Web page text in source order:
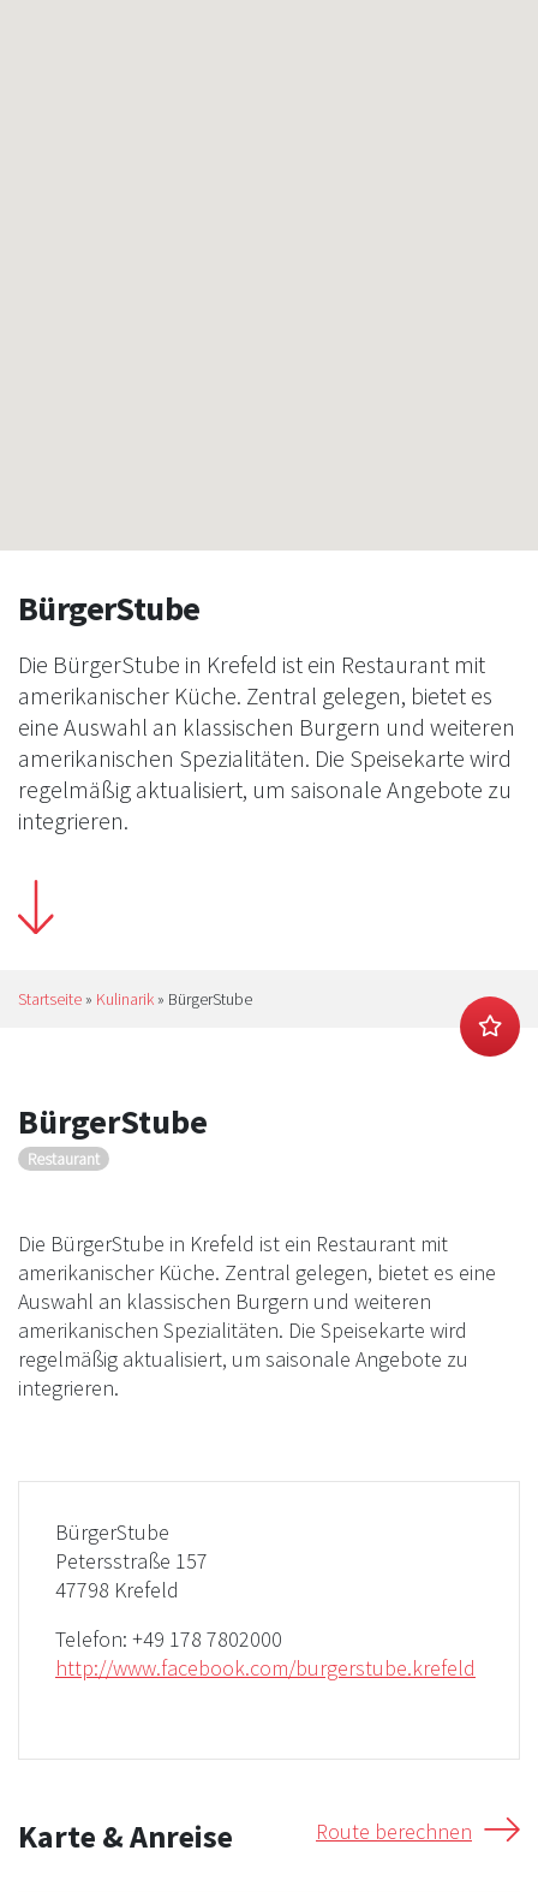
BürgerStube
Die BürgerStube in Krefeld ist ein Restaurant mit
amerikanischer Küche. Zentral gelegen, bietet es
eine Auswahl an klassischen Burgern und weiteren
amerikanischen Spezialitäten. Die Speisekarte wird
regelmäßig aktualisiert, um saisonale Angebote zu
integrieren.
Startseite » Kulinarik » BürgerStube
BürgerStube
Restaurant
Die BürgerStube in Krefeld ist ein Restaurant mit
amerikanischer Küche. Zentral gelegen, bietet es eine
Auswahl an klassischen Burgern und weiteren
amerikanischen Spezialitäten. Die Speisekarte wird
regelmäßig aktualisiert, um saisonale Angebote zu
integrieren.
BürgerStube
Petersstraße 157
47798 Krefeld
Telefon: +49 178 7802000
http://www.facebook.com/burgerstube.krefeld
Karte & Anreise Route berechnen